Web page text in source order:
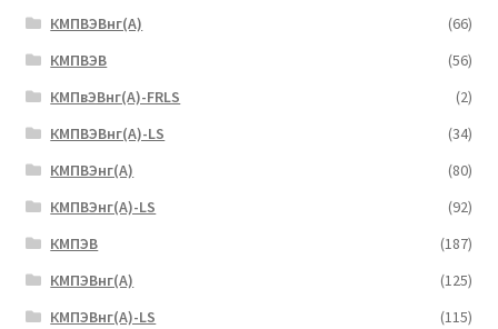
КМПВЭBнг(А)
(66)
КМПВЭВ
(56)
КМПвЭВнг(А)-FRLS
(2)
КМПВЭВнг(А)-LS
(34)
КМПВЭнг(А)
(80)
КМПВЭнг(А)-LS
(92)
КМПЭВ
(187)
КМПЭВнг(А)
(125)
КМПЭВнг(А)-LS
(115)